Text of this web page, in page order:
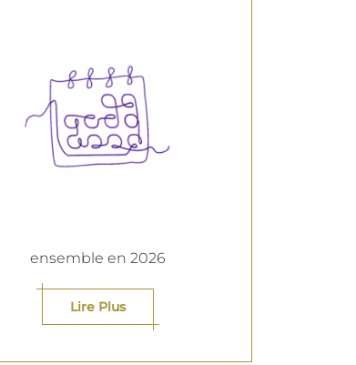
ensemble en 2026
Lire Plus